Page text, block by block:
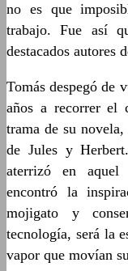
no es que
trabajo. Fue así
destacados autores
Tomás despegó de
años a recorrer el
trama de su
de Jules y
aterrizó en aquel
encontró la
mojigato y
tecnología, será la
vapor que movían